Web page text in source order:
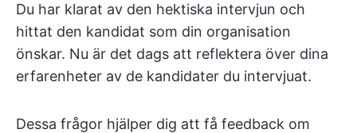
Du har klarat av den hektiska intervjun och
hittat den kandidat som din organisation
önskar. Nu är det dags att reflektera över dina
erfarenheter av de kandidater du intervjuat.
Dessa frågor hjälper dig att få feedback om